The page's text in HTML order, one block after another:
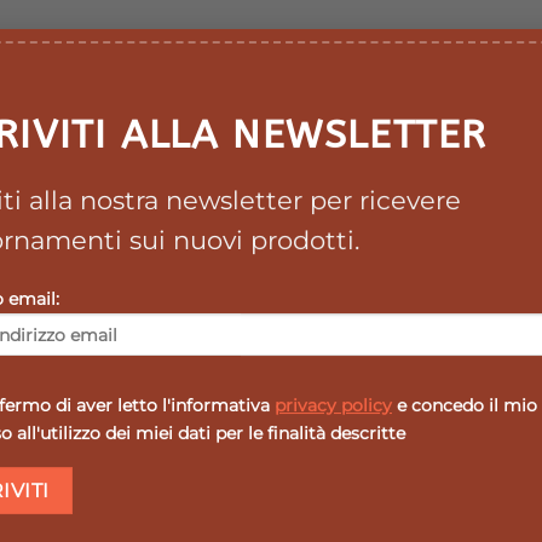
ALLA NEWSLETTER
alla nostra newsletter per ricevere
sui nuovi prodotti.
email:
di aver letto l'informativa privacy policy e concedo il mio
all'utilizzo dei miei dati per le finalità descritte
era:
33,70 €.
è:
30,33 €.
era:
40,50 €.
è:
36,45 €.